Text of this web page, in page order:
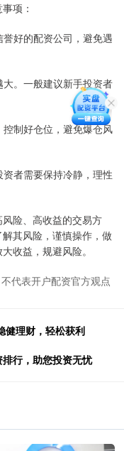
项：
好的配资公司，避免遇
。一般建议新手投资者
制好仓位，避免爆仓风
者需要保持冷静，理性
险、高收益的交易方
其风险，谨慎操作，做
收益，规避风险。
代表开户配资官方观点
健理财，轻松获利
行，助您投资无忧